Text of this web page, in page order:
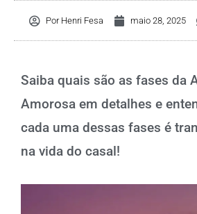
PorHenri Fesa maio 28, 2025
Saiba quais são as fases da
Amorosa em detalhes e
cada uma dessas fases é
na vida do casal!